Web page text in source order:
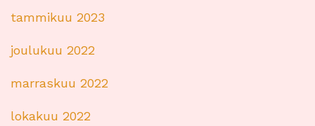
tammikuu 2023
joulukuu 2022
marraskuu 2022
lokakuu 2022